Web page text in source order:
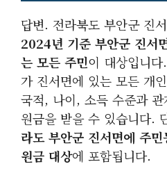
답변. 전라북도 부안군 진
2024년 기준 부안군 진서
는 모든 주민이 대상입니
가 진서면에 있는 모든 개
국적, 나이, 소득 수준과
원금을 받을 수 있습니다.
라도 부안군 진서면에 주
원금 대상에 포함됩니다.